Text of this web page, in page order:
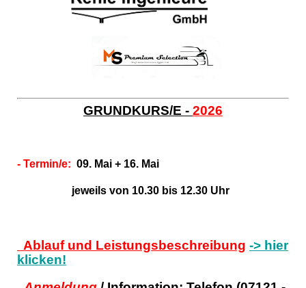
GRUNDKURS/E - 2026
- Termin/e: 09. Mai + 16. Mai
jeweils von 10.30 bis 12.30 Uhr
Ablauf und Leistungsbeschreibung -> hier
klicken!